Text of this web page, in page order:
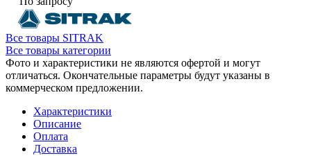
Все товары SITRAK
Все товары категории
Фото и характеристики не являются офертой и могут
отличаться. Окончательные параметры будут указаны в
коммерческом предложении.
Характеристики
Описание
Оплата
Доставка